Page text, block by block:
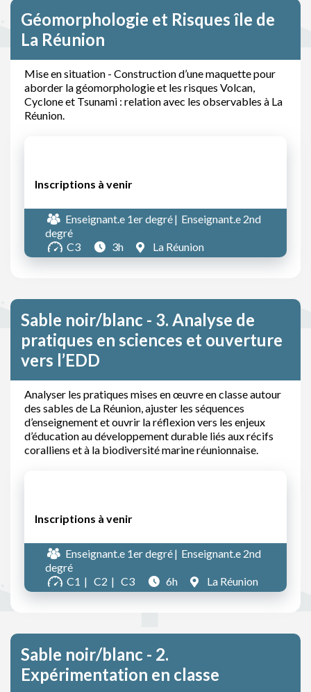
Géomorphologie et Risques île de
La Réunion
Mise en situation - Construction d’une maquette pour
aborder la géomorphologie et les risques Volcan,
Cyclone et Tsunami : relation avec les observables à La
Réunion.
Inscriptions à venir
Enseignant.e 1er degré
Enseignant.e 2nd
degré
C3
3h La Réunion
Sable noir/blanc - 3. Analyse de
pratiques en sciences et ouverture
vers l’EDD
Analyser les pratiques mises en œuvre en classe autour
des sables de La Réunion, ajuster les séquences
d’enseignement et ouvrir la réflexion vers les enjeux
d’éducation au développement durable liés aux récifs
coralliens et à la biodiversité marine réunionnaise.
Inscriptions à venir
Enseignant.e 1er degré
Enseignant.e 2nd
degré
C1
C2 C3 6h La Réunion
Sable noir/blanc - 2.
Expérimentation en classe